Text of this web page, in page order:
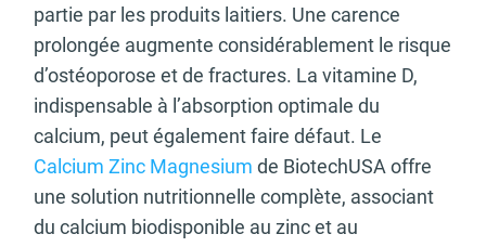
partie par les produits laitiers. Une carence
prolongée augmente considérablement le risque
d’ostéoporose et de fractures. La vitamine D,
indispensable à l’absorption optimale du
calcium, peut également faire défaut. Le
Calcium Zinc Magnesium de BiotechUSA offre
une solution nutritionnelle complète, associant
du calcium biodisponible au zinc et au